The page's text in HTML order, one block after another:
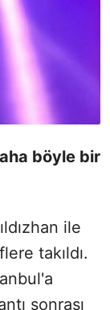
böyle bir
ile
takıldı.
sonrası